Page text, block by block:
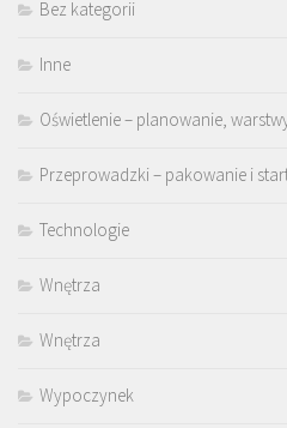
Bez kategorii
Inne
Oświetlenie – planowanie,
Przeprowadzki – pakowanie i
Technologie
Wnętrza
Wnętrza
Wypoczynek